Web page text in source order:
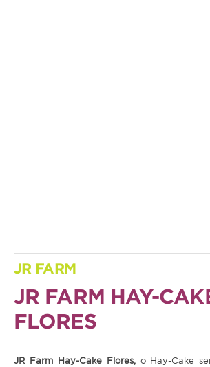
Coelho
Porquinho da Índia
Chinchila
Furão
JR FARM
JR FARM HAY-
FLORES
JR Farm Hay-Cake Flores, o Hay-Cake